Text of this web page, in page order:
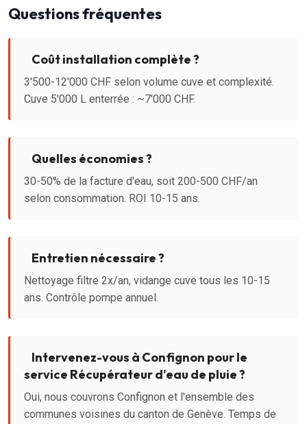
Questions fréquentes
Coût installation complète ?
3'500-12'000 CHF selon volume cuve et complexité.
Cuve 5'000 L enterrée : ~7'000 CHF.
Quelles économies ?
30-50% de la facture d'eau, soit 200-500 CHF/an
selon consommation. ROI 10-15 ans.
Entretien nécessaire ?
Nettoyage filtre 2x/an, vidange cuve tous les 10-15
ans. Contrôle pompe annuel.
Intervenez-vous à Confignon pour le
service Récupérateur d'eau de pluie ?
Oui, nous couvrons Confignon et l'ensemble des
communes voisines du canton de Genève. Temps de